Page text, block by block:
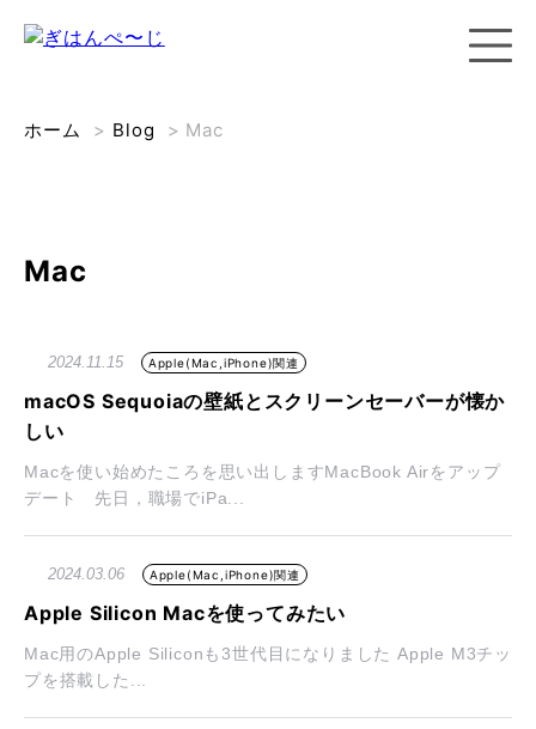
ホーム > Blog > Mac
Mac
2024.11.15 Apple(Mac,iPhone)関連
macOS Sequoiaの壁紙とスクリーンセーバーが懐か
しい
Macを使い始めたころを思い出しますMacBook Airをアップ
デート 先日，職場でiPa...
2024.03.06 Apple(Mac,iPhone)関連
Apple Silicon Macを使ってみたい
Mac用のApple Siliconも3世代目になりました Apple M3チッ
プを搭載した...